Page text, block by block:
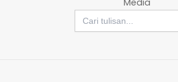
Media
Search
for: